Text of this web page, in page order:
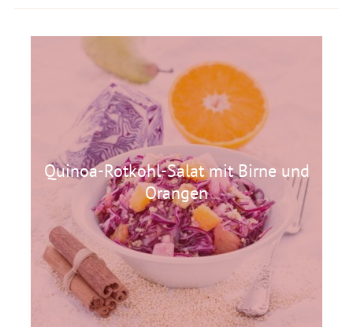
Quinoa-Rotkohl-Salat mit Birne und
Orangen